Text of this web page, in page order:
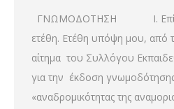
ΓΝΩΜΟΔΟΤΗΣΗ Ι. Επί
ετέθη. Ετέθη υπόψη μου, από
αίτημα του Συλλόγου
για την έκδοση
«αναδρομικότητας της